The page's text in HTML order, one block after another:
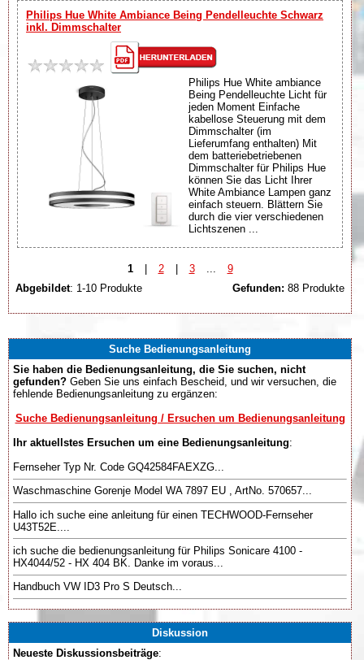
Philips Hue White Ambiance Being Pendelleuchte Schwarz
inkl. Dimmschalter
Philips Hue White ambiance
Being Pendelleuchte Licht für
jeden Moment Einfache
kabellose Steuerung mit dem
Dimmschalter (im
Lieferumfang enthalten) Mit
dem batteriebetriebenen
Dimmschalter für Philips Hue
können Sie das Licht Ihrer
White Ambiance Lampen ganz
einfach steuern. Blättern Sie
durch die vier verschiedenen
Lichtszenen ...
1 | 2 | 3
9
Abgebildet: 1-10 Produkte Gefunden: 88 Produkte
Suche Bedienungsanleitung
Sie haben die Bedienungsanleitung, die Sie suchen, nicht
gefunden? Geben Sie uns einfach Bescheid, und wir versuchen, die
fehlende Bedienungsanleitung zu ergänzen:
Suche Bedienungsanleitung / Ersuchen um Bedienungsanleitung
Ihr aktuellstes Ersuchen um eine Bedienungsanleitung:
Fernseher Typ Nr. Code GQ42584FAEXZG...
Waschmaschine Gorenje Model WA 7897 EU , ArtNo. 570657...
Hallo ich suche eine anleitung für einen TECHWOOD-Fernseher
U43T52E....
ich suche die bedienungsanleitung für Philips Sonicare 4100 -
HX4044/52 - HX 404 BK. Danke im voraus...
Handbuch VW ID3 Pro S Deutsch...
Diskussion
Neueste Diskussionsbeiträge: